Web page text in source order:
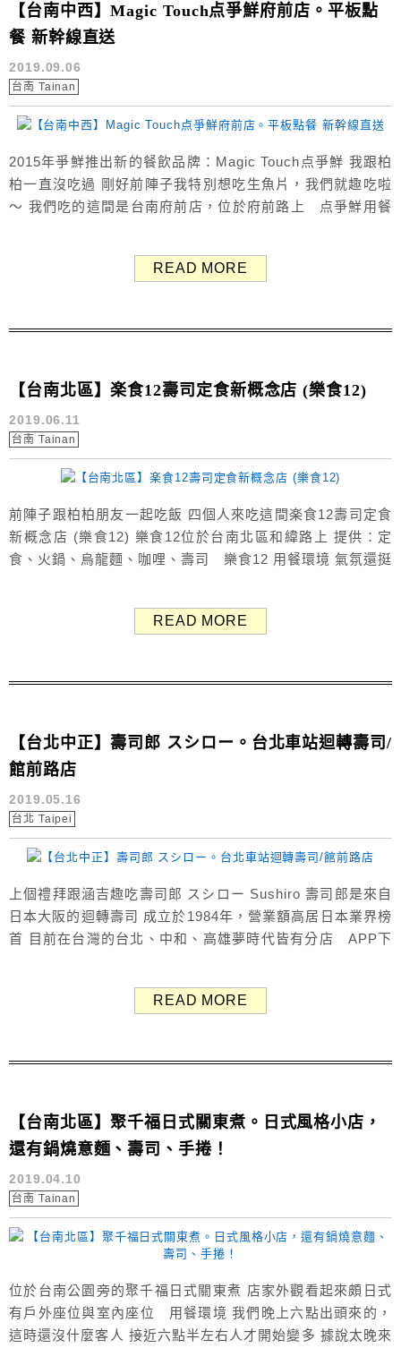
【台南中西】Magic Touch点爭鮮府前店。平板點
餐 新幹線直送
2019.09.06
台南 Tainan
2015年爭鮮推出新的餐飲品牌：Magic Touch点爭鮮 我跟柏
柏一直沒吃過 剛好前陣子我特別想吃生魚片，我們就趣吃啦
～ 我們吃的這間是台南府前店，位於府前路上 点爭鮮用餐
攻略 1.平板菜單選擇餐點，點選送出 2.餐點由「新幹線列
READ MORE
【台南北區】楽食12壽司定食新概念店 (樂食12)
2019.06.11
台南 Tainan
前陣子跟柏柏朋友一起吃飯 四個人來吃這間楽食12壽司定食
新概念店 (樂食12) 樂食12位於台南北區和緯路上 提供：定
食、火鍋、烏龍麵、咖哩、壽司 樂食12 用餐環境 氣氛還挺
不限金額任選 餐具自取 三拼丼 328元 炸蝦...
READ MORE
【台北中正】壽司郎 スシロー。台北車站迴轉壽司/
館前路店
2019.05.16
台北 Taipei
上個禮拜跟涵吉趣吃壽司郎 スシロー Sushiro 壽司郎是來自
日本大阪的迴轉壽司 成立於1984年，營業額高居日本業界榜
首 目前在台灣的台北、中和、高雄夢時代皆有分店 APP下
期） 我們吃的這間在台北車站附近 館前路上的台灣旗艦店
READ MORE
【台南北區】聚千福日式關東煮。日式風格小店，
還有鍋燒意麵、壽司、手捲！
2019.04.10
台南 Tainan
位於台南公園旁的聚千福日式關東煮 店家外觀看起來頗日式
有戶外座位與室內座位 用餐環境 我們晚上六點出頭來的，
這時還沒什麼客人 接近六點半左右人才開始變多 據說太晚來